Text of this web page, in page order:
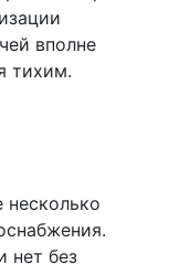
вполне
тихим.
несколько
нет без